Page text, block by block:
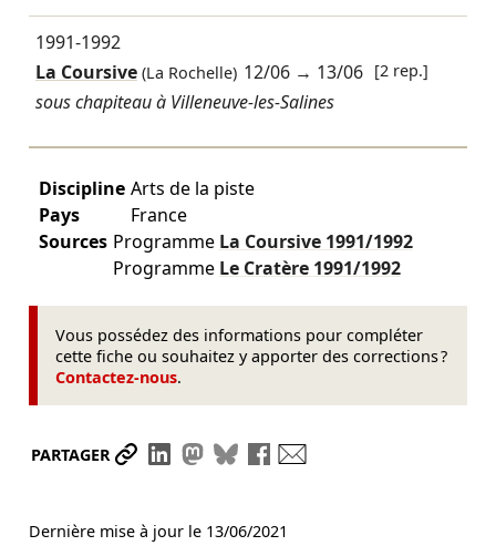
1991-1992
La Coursive(La Rochelle) 12/06 → 13/06 [2 rep.]
sous chapiteau à Villeneuve-les-Salines
Discipline Arts de la piste
Pays
France
Sources Programme La Coursive 1991/1992
Programme Le Cratère 1991/1992
Vous possédez des informations pour compléter
cette fiche ou souhaitez y apporter des corrections ?
Contactez-nous.
PARTAGER Partager le lien
Partager sur LinkedIn
Partager sur Mastodon
Partager sur Bluesky
Partager sur Facebook
Dernière mise à jour le 13/06/2021